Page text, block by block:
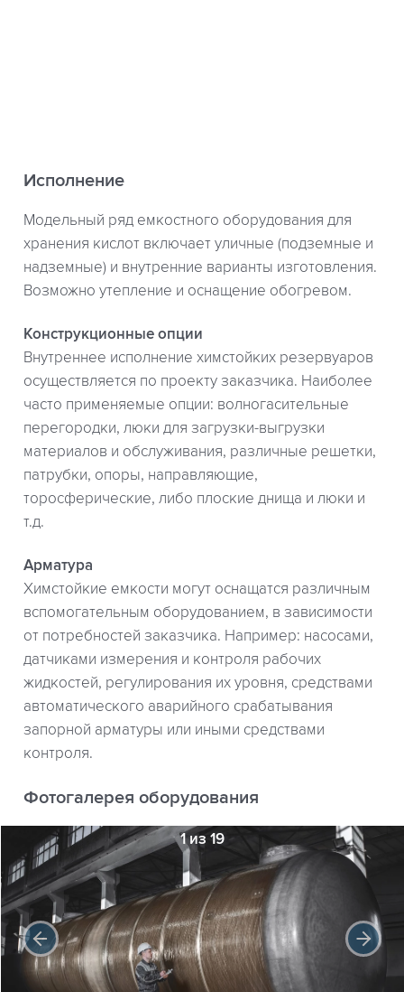
Исполнение
Модельный ряд емкостного оборудования для
хранения кислот включает уличные (подземные и
надземные) и внутренние варианты изготовления.
Возможно утепление и оснащение обогревом.
Конструкционные опции
Внутреннее исполнение химстойких резервуаров
осуществляется по проекту заказчика. Наиболее
часто применяемые опции: волногасительные
перегородки, люки для загрузки-выгрузки
материалов и обслуживания, различные решетки,
патрубки, опоры, направляющие,
торосферические, либо плоские днища и люки и
т.д.
Арматура
Химстойкие емкости могут оснащатся различным
вспомогательным оборудованием, в зависимости
от потребностей заказчика. Например: насосами,
датчиками измерения и контроля рабочих
жидкостей, регулирования их уровня, средствами
автоматического аварийного срабатывания
запорной арматуры или иными средствами
контроля.
Фотогалерея оборудования
1 из 19